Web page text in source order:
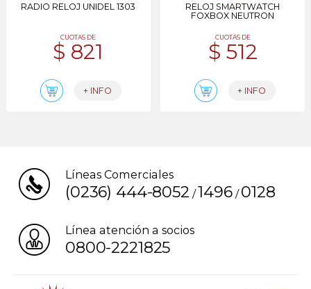
RADIO RELOJ UNIDEL 1303
CUOTAS DE
$ 821
+ INFO
RELOJ SMARTWATCH
FOXBOX NEUTRON
CUOTAS DE
$ 512
+ INFO
Líneas Comerciales
(0236) 444-8052 /1496/0128
Línea atención a socios
0800-2221825